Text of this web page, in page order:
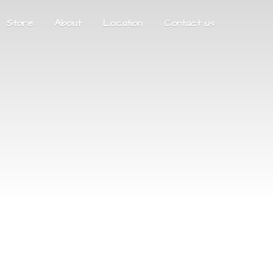
Store About Location Contact us